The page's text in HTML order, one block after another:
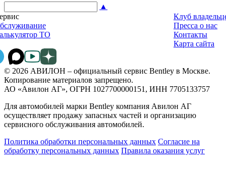
▲
ТО
Клуб
Пресса о нас
Контакты
Карта сайта
© 2026 АВИЛОН – официальный сервис Bentley в Москве.
Копирование материалов запрещено.
АО «Авилон АГ», ОГРН 1027700000151, ИНН 7705133757
Для автомобилей марки Bentley компания Авилон АГ
осуществляет продажу запасных частей и организацию
сервисного обслуживания автомобилей.
Политика обработки персональных данных Соглаcие на
обработку персональных данных Правила оказания услуг